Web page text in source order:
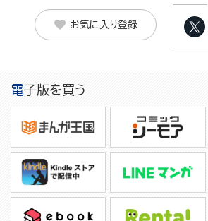
お気に入り登録
電子版を買う